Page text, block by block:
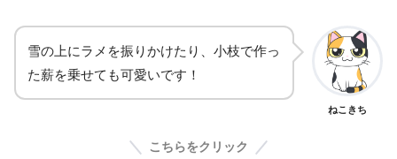
雪の上にラメを振りかけたり、小枝で作っ
た薪を乗せても可愛いです！
ねこきち
こちらをクリック